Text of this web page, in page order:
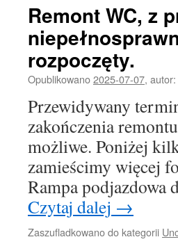
Remont WC, z
rozpoczęty.
Opublikowano2025-07-07, autor:
Przewidywany
zakończenia
możliwe. Poniżej
zamieścimy więcej
Rampa podjazdowa
Czytaj dalej →
Zaszufladkowano do kategorii